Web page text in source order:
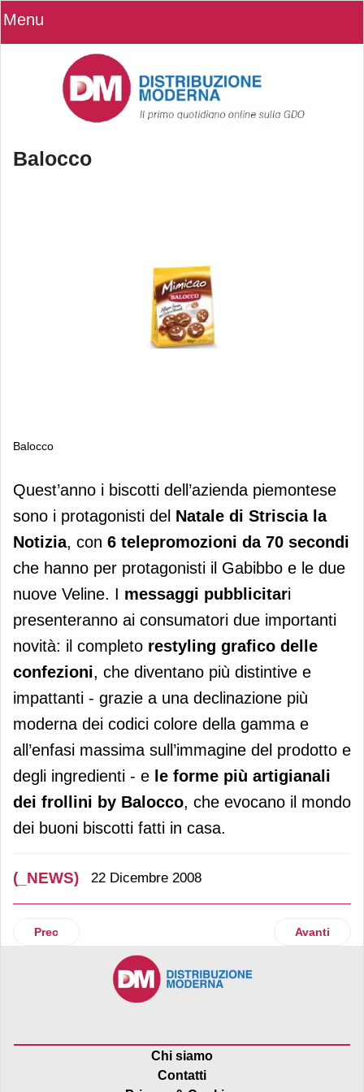
Menu
Balocco
Balocco
Balocco
Quest’anno i biscotti dell’azienda piemontese
sono i protagonisti del Natale di Striscia la
Notizia, con 6 telepromozioni da 70 secondi
che hanno per protagonisti il Gabibbo e le due
nuove Veline. I messaggi pubblicitari
presenteranno ai consumatori due importanti
novità: il completo restyling grafico delle
confezioni, che diventano più distintive e
impattanti - grazie a una declinazione più
moderna dei codici colore della gamma e
all’enfasi massima sull’immagine del prodotto e
degli ingredienti - e le forme più artigianali
dei frollini by Balocco, che evocano il mondo
dei buoni biscotti fatti in casa.
(_NEWS) 22 Dicembre 2008
Articolo precedente: Sorgente Tione
Prec Articolo
Avanti
Chi siamo
Contatti